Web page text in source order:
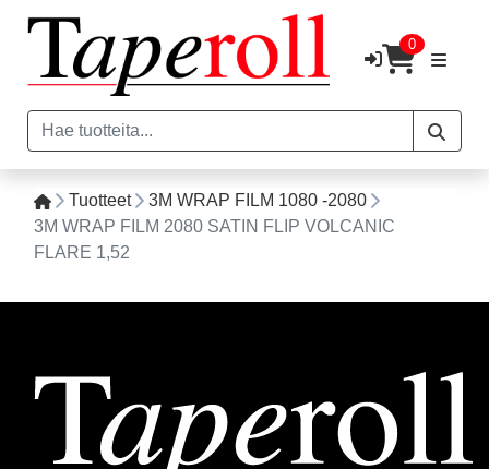
0
Tuotteet
3M WRAP FILM 1080 -2080
3M WRAP FILM 2080 SATIN FLIP VOLCANIC
FLARE 1,52